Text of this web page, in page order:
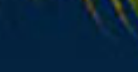
LCD CCFL to LED